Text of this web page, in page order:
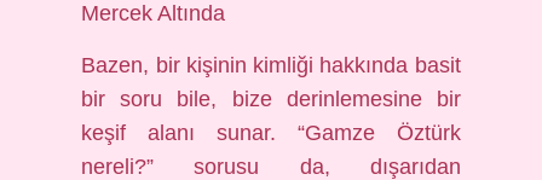
Mercek Altında
Bazen, bir kişinin kimliği hakkında basit
bir soru bile, bize derinlemesine bir
keşif alanı sunar. “Gamze Öztürk
nereli?” sorusu da, dışarıdan